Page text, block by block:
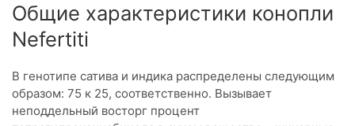
Общие характеристики конопли
Nefertiti
В генотипе сатива и индика распределены следующим
образом: 75 к 25, соответственно. Вызывает
неподдельный восторг процент